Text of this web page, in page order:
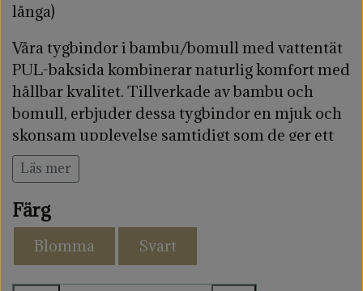
långa)
Våra tygbindor i bambu/bomull med vattentät
PUL-baksida kombinerar naturlig komfort med
hållbar kvalitet. Tillverkade av bambu och
bomull, erbjuder dessa tygbindor en mjuk och
skonsam upplevelse samtidigt som de ger ett
pålitligt skydd under menstruation eller vid
inkontinens.
Våra dagsbindor i tyg är för dig som blöder
medel. Detta binda används oftast mitt i din
vanligt dagsbinda.Tygbindorna kan också
Läs mer
Färg
Blomma Svart